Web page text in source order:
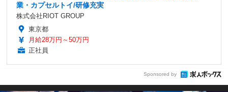
業・カプセルトイ/研修充実
株式会社RIOT GROUP
東京都
月給28万円～50万円
正社員
Sponsored by